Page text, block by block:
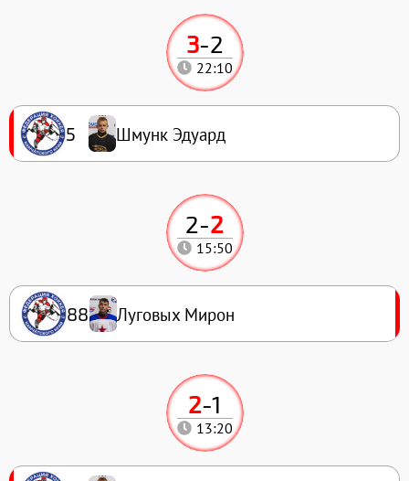
2-1
13:20
2-2
15:50
88 Луговых Мирон
3-2
22:10
5 Шмунк Эдуард